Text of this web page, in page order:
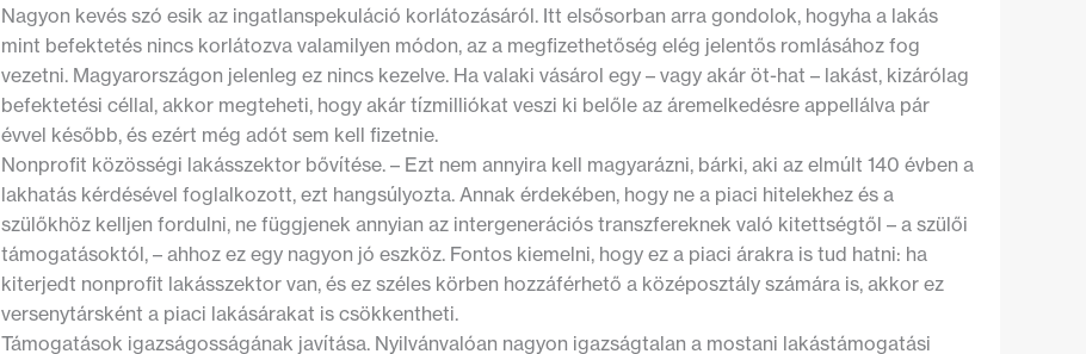
Nagyon kevés szó esik az ingatlanspekuláció korlátozásáról. Itt elsősorban arra gondolok, hogyha a lakás
mint befektetés nincs korlátozva valamilyen módon, az a megfizethetőség elég jelentős romlásához fog
vezetni. Magyarországon jelenleg ez nincs kezelve. Ha valaki vásárol egy – vagy akár öt-hat – lakást, kizárólag
befektetési céllal, akkor megteheti, hogy akár tízmilliókat veszi ki belőle az áremelkedésre appellálva pár
évvel később, és ezért még adót sem kell fizetnie.
Nonprofit közösségi lakásszektor bővítése. – Ezt nem annyira kell magyarázni, bárki, aki az elmúlt 140 évben a
lakhatás kérdésével foglalkozott, ezt hangsúlyozta. Annak érdekében, hogy ne a piaci hitelekhez és a
szülőkhöz kelljen fordulni, ne függjenek annyian az intergenerációs transzfereknek való kitettségtől – a szülői
támogatásoktól, – ahhoz ez egy nagyon jó eszköz. Fontos kiemelni, hogy ez a piaci árakra is tud hatni: ha
kiterjedt nonprofit lakásszektor van, és ez széles körben hozzáférhető a középosztály számára is, akkor ez
versenytársként a piaci lakásárakat is csökkentheti.
Támogatások igazságosságának javítása. Nyilvánvalóan nagyon igazságtalan a mostani lakástámogatási